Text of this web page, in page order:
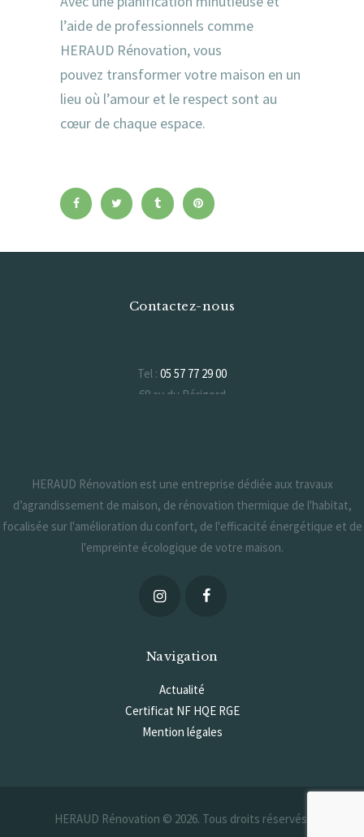
l’aide de professionnels comme
HERAUD Rénovation, vous
pouvez transformer votre maison en un
lieu où l’amour et le respect sont au
cœur de chaque espace.
Contactez-nous
Tel : 05 57 77 29 00
69 av du Périgord
HERAUD Rénovation est une entreprise dédiée aux travaux
d’agrandissement de maison, de rénovation thermique de l'habitat,
focalisée sur l'amélioration du confort, de l'efficacité énergétique et de
l'empreinte écologique de votre maison.
Navigation
Actualité
Certificat NF HQE RGE
Mention légales
HERAUD Rénovation © 2026. Tous droits réservés.